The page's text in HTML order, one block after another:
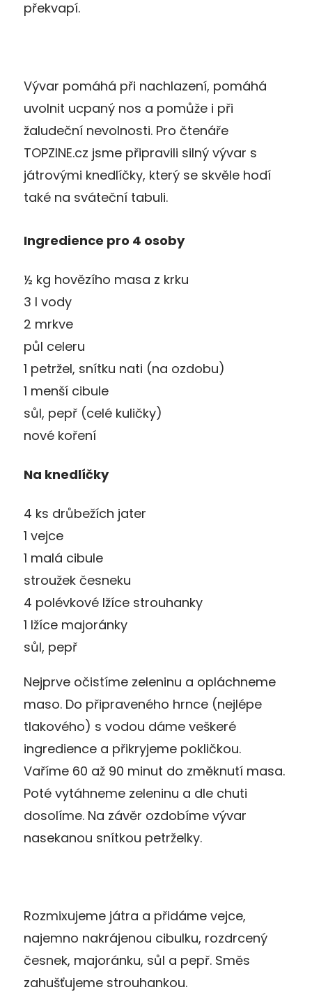
překvapí.
Vývar pomáhá při nachlazení, pomáhá
uvolnit ucpaný nos a pomůže i při
žaludeční nevolnosti. Pro čtenáře
TOPZINE.cz jsme připravili silný vývar s
játrovými knedlíčky, který se skvěle hodí
také na sváteční tabuli.
Ingredience pro 4 osoby
½ kg hovězího masa z krku
3 l vody
2 mrkve
půl celeru
1 petržel, snítku nati (na ozdobu)
1 menší cibule
sůl, pepř (celé kuličky)
nové koření
Na knedlíčky
4 ks drůbežích jater
1 vejce
1 malá cibule
stroužek česneku
4 polévkové lžíce strouhanky
1 lžíce majoránky
sůl, pepř
Nejprve očistíme zeleninu a opláchneme
maso. Do připraveného hrnce (nejlépe
tlakového) s vodou dáme veškeré
ingredience a přikryjeme pokličkou.
Vaříme 60 až 90 minut do změknutí masa.
Poté vytáhneme zeleninu a dle chuti
dosolíme. Na závěr ozdobíme vývar
nasekanou snítkou petrželky.
Rozmixujeme játra a přidáme vejce,
najemno nakrájenou cibulku, rozdrcený
česnek, majoránku, sůl a pepř. Směs
zahušťujeme strouhankou.